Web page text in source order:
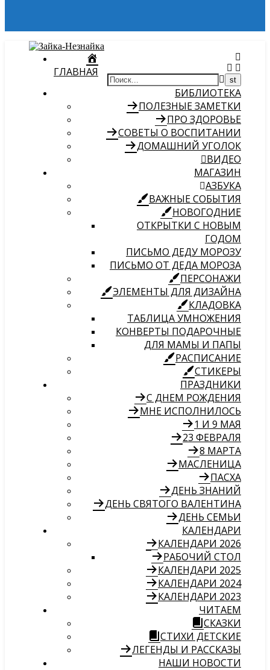
ГЛАВНАЯ
БИБЛИОТЕКА
ПОЛЕЗНЫЕ ЗАМЕТКИ
ПРО ЗДОРОВЬЕ
СОВЕТЫ О ВОСПИТАНИИ
ДОМАШНИЙ УГОЛОК
ВИДЕО
МАГАЗИН
АЗБУКА
ВАЖНЫЕ СОБЫТИЯ
НОВОГОДНИЕ
ОТКРЫТКИ С НОВЫМ
ГОДОМ
ПИСЬМО ДЕДУ МОРОЗУ
ПИСЬМО ОТ ДЕДА МОРОЗА
ПЕРСОНАЖИ
ЭЛЕМЕНТЫ ДЛЯ ДИЗАЙНА
КЛАДОВКА
ТАБЛИЦА УМНОЖЕНИЯ
КОНВЕРТЫ ПОДАРОЧНЫЕ
ДЛЯ МАМЫ И ПАПЫ
РАСПИСАНИЕ
СТИКЕРЫ
ПРАЗДНИКИ
С ДНЕМ РОЖДЕНИЯ
МНЕ ИСПОЛНИЛОСЬ
1 И 9 МАЯ
23 ФЕВРАЛЯ
8 МАРТА
МАСЛЕНИЦА
ПАСХА
ДЕНЬ ЗНАНИЙ
ДЕНЬ СВЯТОГО ВАЛЕНТИНА
ДЕНЬ СЕМЬИ
КАЛЕНДАРИ
КАЛЕНДАРИ 2026
РАБОЧИЙ СТОЛ
КАЛЕНДАРИ 2025
КАЛЕНДАРИ 2024
КАЛЕНДАРИ 2023
ЧИТАЕМ
СКАЗКИ
СТИХИ ДЕТСКИЕ
ЛЕГЕНДЫ И РАССКАЗЫ
НАШИ НОВОСТИ